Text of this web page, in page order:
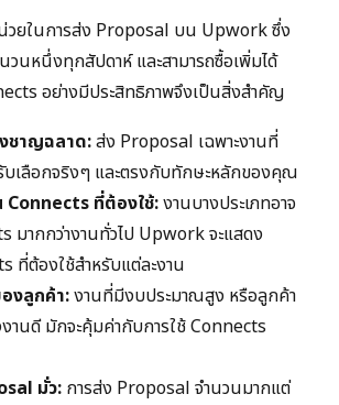
ยในการส่ง Proposal บน Upwork ซึ่ง
วนหนึ่งทุกสัปดาห์ และสามารถซื้อเพิ่มได้
อย่างมีประสิทธิภาพจึงเป็นสิ่งสำคัญ
ชาญฉลาด:ส่ง Proposal เฉพาะงานที่
บเลือกจริงๆ และตรงกับทักษะหลักของคุณ
Connects ที่ต้องใช้:งานบางประเภทอาจ
มากกว่างานทั่วไป Upwork จะแสดง
ที่ต้องใช้สำหรับแต่ละงาน
งลูกค้า:งานที่มีงบประมาณสูง หรือลูกค้า
งานดี มักจะคุ้มค่ากับการใช้ Connects
มั่ว: การส่ง Proposal จำนวนมากแต่